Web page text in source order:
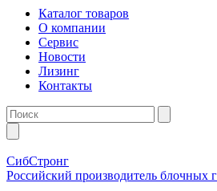
Каталог товаров
О компании
Сервис
Новости
Лизинг
Контакты
СибСтронг
Российский производитель блочных